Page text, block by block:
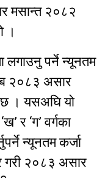
मसान्त २०८२
।
लगाउनु पर्ने न्यूनतम
२०८३ असार
छ । यसअघि यो
र ‘ग’ वर्गका
न्यूनतम कर्जा
गरी २०८३ असार